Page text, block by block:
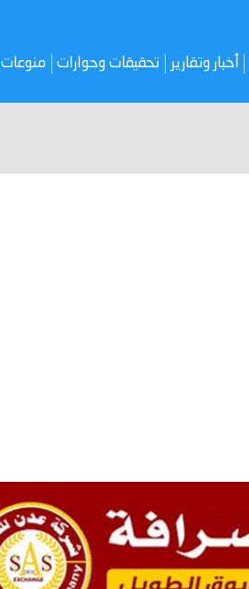
أخبار وتقارير تحقيقات وحوارات منوعات